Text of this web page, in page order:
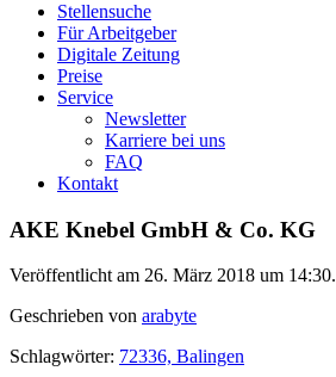
Stellensuche
Für Arbeitgeber
Digitale Zeitung
Preise
Service
Newsletter
Karriere bei uns
FAQ
Kontakt
AKE Knebel GmbH & Co. KG
Veröffentlicht am 26. März 2018 um 14:30.
Geschrieben von arabyte
Schlagwörter: 72336, Balingen